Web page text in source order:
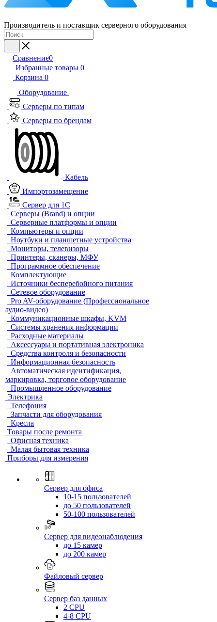
Производитель и поставщик серверного оборудования
Сравнение0
Избранные товары 0
Корзина 0
Оборудование
Серверы по типам
Серверы по брендам
Кабель
Импортозамещение
Сервер для 1С
Серверы (Brand) и опции
Серверные платформы и опции
Компьютеры и опции
Ноутбуки и планшетные устройства
Мониторы, телевизоры
Принтеры, сканеры, МФУ
Программное обеспечение
Комплектующие
Источники бесперебойного питания
Сетевое оборудование
Pro AV-оборудование (Профессиональное
аудио-видео)
Коммуникационные шкафы, KVM
Системы хранения информации
Расходные материалы
Аксессуары и портативная электроника
Средства контроля и безопасности
Информационная безопасность
Автоматическая идентификация,
маркировка, торговое оборудование
Промышленное оборудование
Электрика
Телефония
Запчасти для оборудования
Кресла
Товары после ремонта
Офисная техника
Малая бытовая техника
Приборы для измерения
Сервер для офиса
10-15 пользователей
до 50 пользователей
50-100 пользователей
Сервер для видеонаблюдения
до 15 камер
до 200 камер
Файловый сервер
Сервер баз данных
2 CPU
4-8 CPU